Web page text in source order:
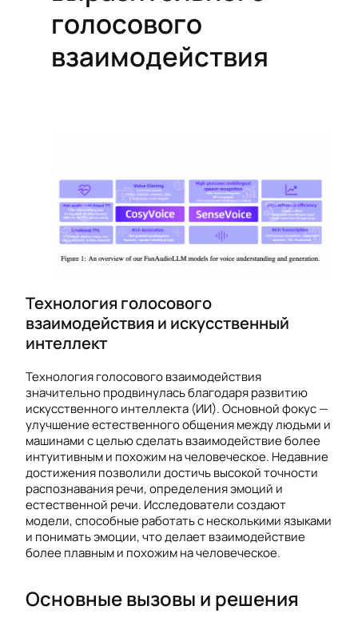
голосового
взаимодействия
Технология голосового
взаимодействия и искусственный
интеллект
Технология голосового взаимодействия
значительно продвинулась благодаря развитию
искусственного интеллекта (ИИ). Основной фокус —
улучшение естественного общения между людьми и
машинами с целью сделать взаимодействие более
интуитивным и похожим на человеческое. Недавние
достижения позволили достичь высокой точности
распознавания речи, определения эмоций и
естественной речи. Исследователи создают
модели, способные работать с несколькими языками
и понимать эмоции, что делает взаимодействие
более плавным и похожим на человеческое.
Основные вызовы и решения